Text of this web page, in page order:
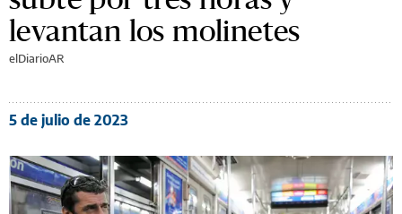
levantan los molinetes
elDiarioAR
5 de julio de 2023